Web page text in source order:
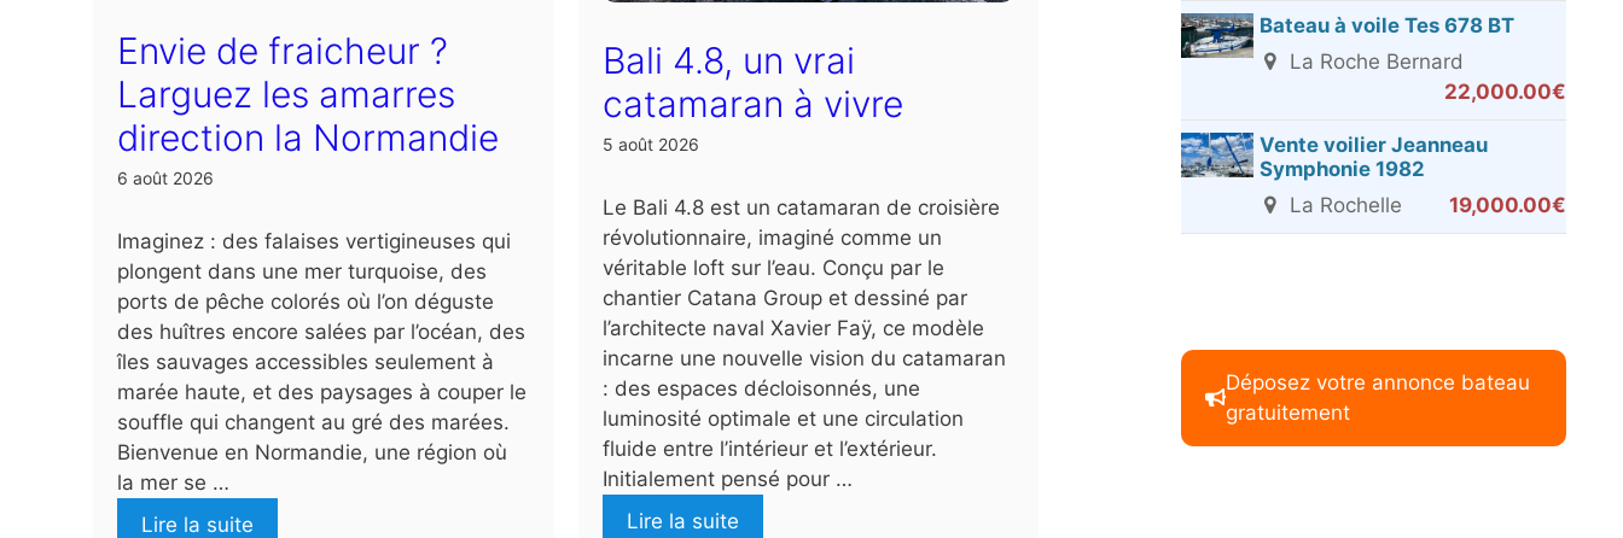
Envie de fraicheur ?
Larguez les amarres
direction la Normandie
6 août 2026
Imaginez : des falaises vertigineuses qui
plongent dans une mer turquoise, des
ports de pêche colorés où l’on déguste
des huîtres encore salées par l’océan, des
îles sauvages accessibles seulement à
marée haute, et des paysages à couper le
souffle qui changent au gré des marées.
Bienvenue en Normandie, une région où
la mer se …
Lire la suite
Bali 4.8, un vrai
catamaran à vivre
5 août 2026
Le Bali 4.8 est un catamaran de croisière
révolutionnaire, imaginé comme un
véritable loft sur l’eau. Conçu par le
chantier Catana Group et dessiné par
l’architecte naval Xavier Faÿ, ce modèle
incarne une nouvelle vision du catamaran
: des espaces décloisonnés, une
luminosité optimale et une circulation
fluide entre l’intérieur et l’extérieur.
Initialement pensé pour …
Lire la suite
Bateau à voile Tes 678 BT
La Roche Bernard
22,000.00€
Vente voilier Jeanneau
Symphonie 1982
La Rochelle
19,000.00€
Déposez votre annonce bateau
gratuitement